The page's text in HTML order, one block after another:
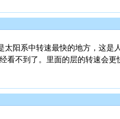
阳系中转速最快的地方，这是
看不到了。里面的层的转速会更